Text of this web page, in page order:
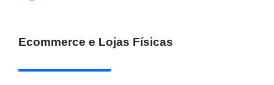
Ecommerce e Lojas Físicas